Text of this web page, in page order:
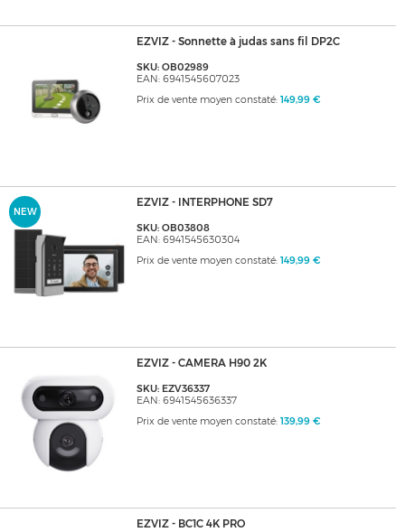
EZVIZ - Sonnette à judas sans fil DP2C
SKU: OB02989
EAN: 6941545607023
Prix de vente moyen constaté: 149,99 €
NEW
EZVIZ - INTERPHONE SD7
SKU: OB03808
EAN: 6941545630304
Prix de vente moyen constaté: 149,99 €
EZVIZ - CAMERA H90 2K
SKU: EZV36337
EAN: 6941545636337
Prix de vente moyen constaté: 139,99 €
EZVIZ - BC1C 4K PRO